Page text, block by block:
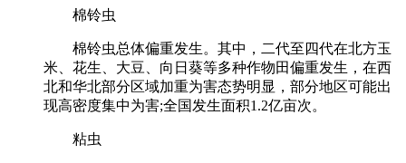
棉铃虫
棉铃虫总体偏重发生。其中，二代至四代在北方玉
米、花生、大豆、向日葵等多种作物田偏重发生，在西
北和华北部分区域加重为害态势明显，部分地区可能出
现高密度集中为害;全国发生面积1.2亿亩次。
粘虫